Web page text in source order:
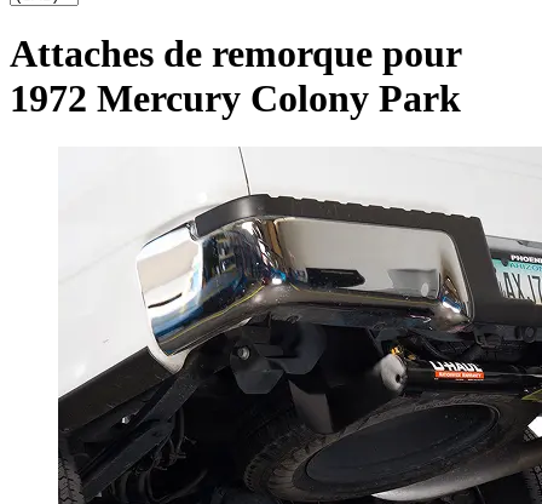
Attaches de remorque pour
1972 Mercury Colony Park